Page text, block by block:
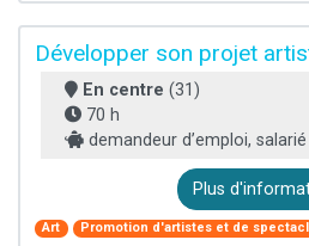
Développer son projet
En centre (31)
70 h
demandeur d’emploi, salarié
Plus
Art Promotion d'artistes et de